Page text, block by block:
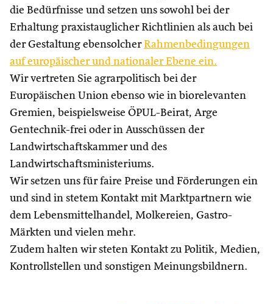
die Bedürfnisse und setzen uns sowohl bei der
Erhaltung praxistauglicher Richtlinien als auch bei
der Gestaltung ebensolcher Rahmenbedingungen
auf europäischer und nationaler Ebene ein.
Wir vertreten Sie agrarpolitisch bei der
Europäischen Union ebenso wie in biorelevanten
Gremien, beispielsweise ÖPUL-Beirat, Arge
Gentechnik-frei oder in Ausschüssen der
Landwirtschaftskammer und des
Landwirtschaftsministeriums.
Wir setzen uns für faire Preise und Förderungen ein
und sind in stetem Kontakt mit Marktpartnern wie
dem Lebensmittelhandel, Molkereien, Gastro-
Märkten und vielen mehr.
Zudem halten wir steten Kontakt zu Politik, Medien,
Kontrollstellen und sonstigen Meinungsbildnern.